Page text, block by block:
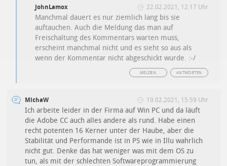
JohnLamox 22.02.2021, 12:17 Uhr
Manchmal dauert es nur ziemlich lang bis sie
auftauchen. Auch die Meldung das man auf
Freischaltung des Kommentars warten muss,
erscheint manchmal nicht und es sieht so aus als
wenn der Kommentar nicht abgeschickt wurde. :-/
ANTWORTEN
MELDEN
MichaW 19.02.2021, 15:59 Uhr
Ich arbeite leider in der Firma auf Win PC und da läuft
die Adobe CC auch alles andere als rund. Habe einen
recht potenten 16 Kerner unter der Haube, aber die
Stabilität und Performande ist in PS wie in Illu wahrlich
nicht gut. Denke das hat weniger was mit dem OS zu
tun, als mit der schlechten Softwareprogrammierung